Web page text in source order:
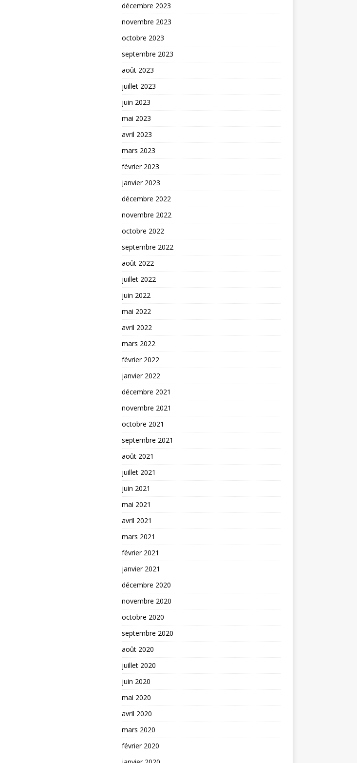
décembre 2023
novembre 2023
octobre 2023
septembre 2023
août 2023
juillet 2023
juin 2023
mai 2023
avril 2023
mars 2023
février 2023
janvier 2023
décembre 2022
novembre 2022
octobre 2022
septembre 2022
août 2022
juillet 2022
juin 2022
mai 2022
avril 2022
mars 2022
février 2022
janvier 2022
décembre 2021
novembre 2021
octobre 2021
septembre 2021
août 2021
juillet 2021
juin 2021
mai 2021
avril 2021
mars 2021
février 2021
janvier 2021
décembre 2020
novembre 2020
octobre 2020
septembre 2020
août 2020
juillet 2020
juin 2020
mai 2020
avril 2020
mars 2020
février 2020